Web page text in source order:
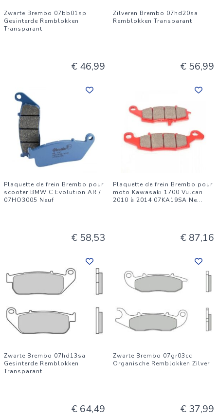
Zwarte Brembo 07bb01sp
Gesinterde Remblokken
Transparant
€ 46,99
Zilveren Brembo 07hd20sa
Remblokken Transparant
€ 56,99
Plaquette de frein Brembo pour
scooter BMW C Evolution AR /
07HO3005 Neuf
€ 58,53
Plaquette de frein Brembo pour
moto Kawasaki 1700 Vulcan
2010 à 2014 07KA19SA Ne...
€ 87,16
Zwarte Brembo 07hd13sa
Gesinterde Remblokken
Transparant
€ 64,49
Zwarte Brembo 07gr03cc
Organische Remblokken Zilver
€ 37,99